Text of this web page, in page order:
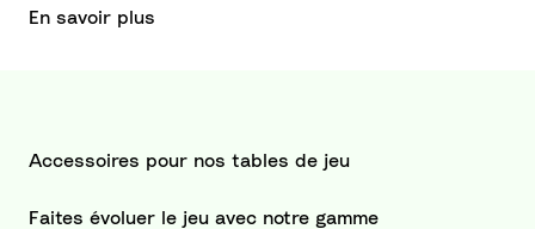
En savoir plus
Accessoires pour nos tables de jeu
Faites évoluer le jeu avec notre gamme